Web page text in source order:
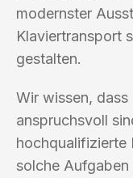
modernster
Klaviertransport
gestalten.
Wir wissen,
anspruchsvoll
hochqualifizierte
solche